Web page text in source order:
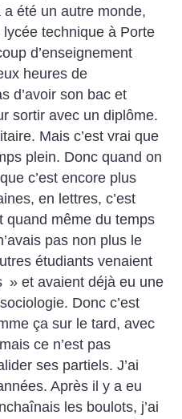
a été un autre monde,
lycée technique à Porte
d’enseignement
heures de
d’avoir son bac et
sortir avec un diplôme.
Mais c’est vrai que
plein. Donc quand on
c’est encore plus
en lettres, c’est
quand même du temps
pas non plus le
étudiants venaient
» et avaient déjà eu une
Donc c’est
ça sur le tard, avec
ce n’est pas
ses partiels. J’ai
Après il y a eu
les boulots, j’ai